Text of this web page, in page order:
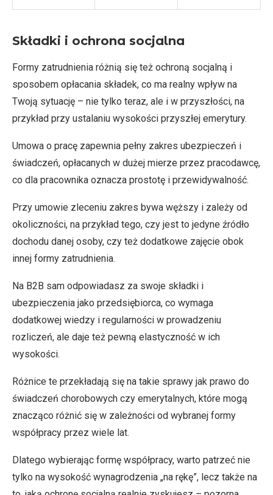
Składki i ochrona socjalna
Formy zatrudnienia różnią się też ochroną socjalną i
sposobem opłacania składek, co ma realny wpływ na
Twoją sytuację – nie tylko teraz, ale i w przyszłości, na
przykład przy ustalaniu wysokości przyszłej emerytury.
Umowa o pracę zapewnia pełny zakres ubezpieczeń i
świadczeń, opłacanych w dużej mierze przez pracodawcę,
co dla pracownika oznacza prostotę i przewidywalność.
Przy umowie zleceniu zakres bywa węższy i zależy od
okoliczności, na przykład tego, czy jest to jedyne źródło
dochodu danej osoby, czy też dodatkowe zajęcie obok
innej formy zatrudnienia.
Na B2B sam odpowiadasz za swoje składki i
ubezpieczenia jako przedsiębiorca, co wymaga
dodatkowej wiedzy i regularności w prowadzeniu
rozliczeń, ale daje też pewną elastyczność w ich
wysokości.
Różnice te przekładają się na takie sprawy jak prawo do
świadczeń chorobowych czy emerytalnych, które mogą
znacząco różnić się w zależności od wybranej formy
współpracy przez wiele lat.
Dlatego wybierając formę współpracy, warto patrzeć nie
tylko na wysokość wynagrodzenia „na rękę”, lecz także na